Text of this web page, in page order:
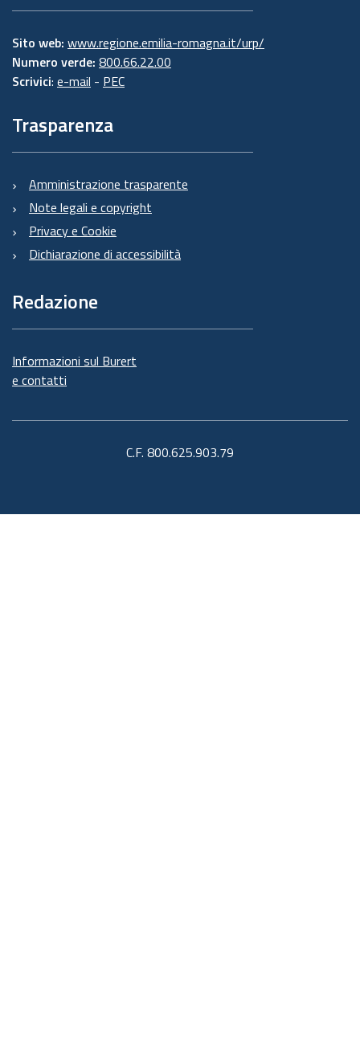
Sito web: www.regione.emilia-romagna.it/urp/
Numero verde: 800.66.22.00
Scrivici: e-mail - PEC
Trasparenza
Amministrazione trasparente
Note legali e copyright
Privacy e Cookie
Dichiarazione di accessibilità
Redazione
Informazioni sul Burert
e contatti
C.F. 800.625.903.79